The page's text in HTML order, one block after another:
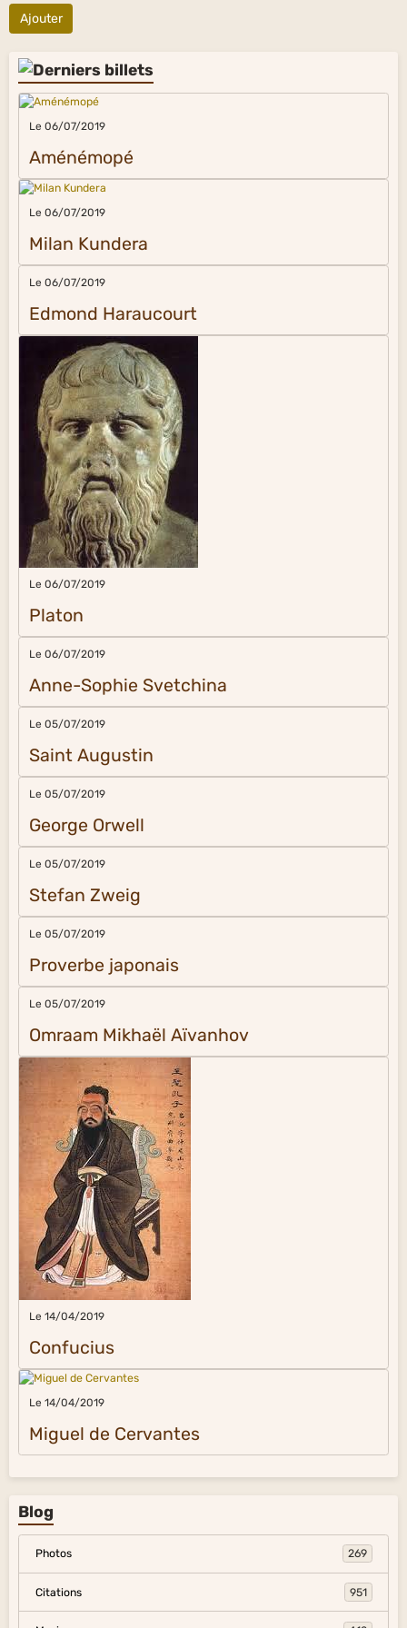
Ajouter
Le 06/07/2019
Aménémopé
Le 06/07/2019
Milan Kundera
Le 06/07/2019
Edmond Haraucourt
Le 06/07/2019
Platon
Le 06/07/2019
Anne-Sophie Svetchina
Le 05/07/2019
Saint Augustin
Le 05/07/2019
George Orwell
Le 05/07/2019
Stefan Zweig
Le 05/07/2019
Proverbe japonais
Le 05/07/2019
Omraam Mikhaël Aïvanhov
Le 14/04/2019
Confucius
Le 14/04/2019
Miguel de Cervantes
Blog
Photos 269
Citations 951